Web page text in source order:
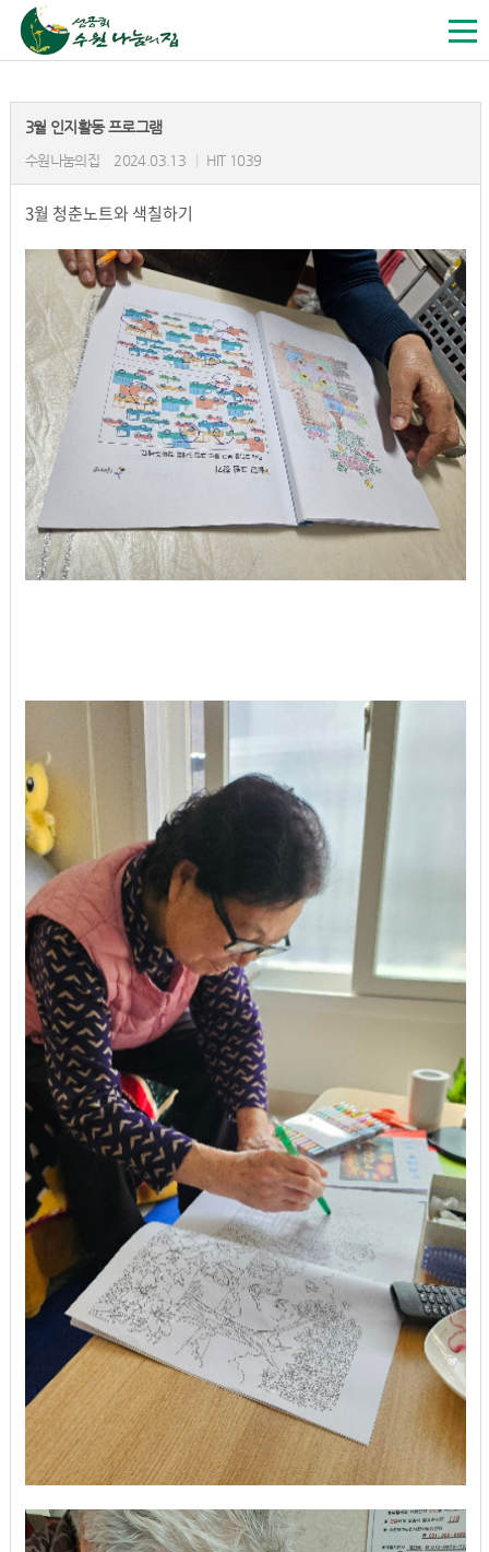
3월 인지활동 프로그램
수원나눔의집 2024.03.13 HIT 1039
3월 청춘노트와 색칠하기